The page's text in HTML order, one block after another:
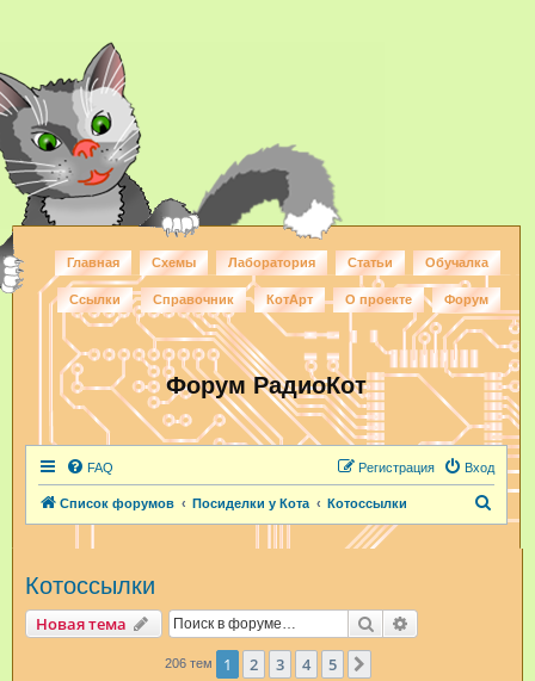
Главная Схемы Лаборатория Статьи Обучалка
Ссылки Справочник КотАрт О проекте Форум
Форум РадиоКот
FAQ Вход
Регистрация
Список форумов Посиделки у Кота Котоссылки
Котоссылки
Новая тема Поиск
206 тем 1 2 3 4 5